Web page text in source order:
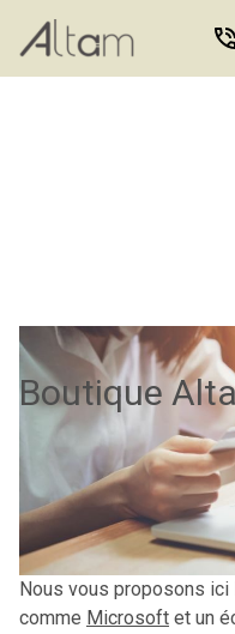
Aller au contenu principal
Boutique
La boutique
logiciels et
Nous vous proposons ici
comme Microsoft et un